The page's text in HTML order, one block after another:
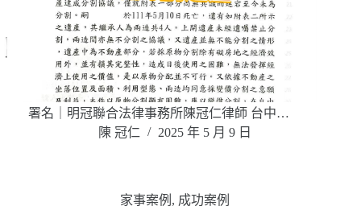
署名｜明冠聯合法律事務所陳冠仁律師 台中…
陳 冠仁
2025 年 5 月 9 日
家事案例 , 成功案例